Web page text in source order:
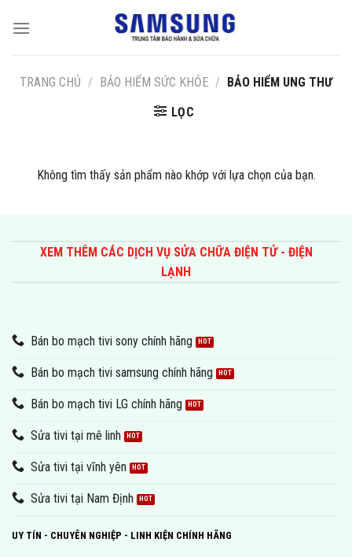
TRANG CHỦ / BẢO HIỂM SỨC KHỎE / BẢO HIỂM UNG THƯ
LỌC
Không tìm thấy sản phẩm nào khớp với lựa chọn của bạn.
XEM THÊM CÁC DỊCH VỤ SỬA CHỮA ĐIỆN TỬ - ĐIỆN
LẠNH
Bán bo mạch tivi sony chính hãng
Bán bo mạch tivi samsung chính hãng
Bán bo mạch tivi LG chính hãng
Sửa tivi tại mê linh
Sửa tivi tại vĩnh yên
Sửa tivi tại Nam Định
UY TÍN - CHUYÊN NGHIỆP - LINH KIỆN CHÍNH HÃNG